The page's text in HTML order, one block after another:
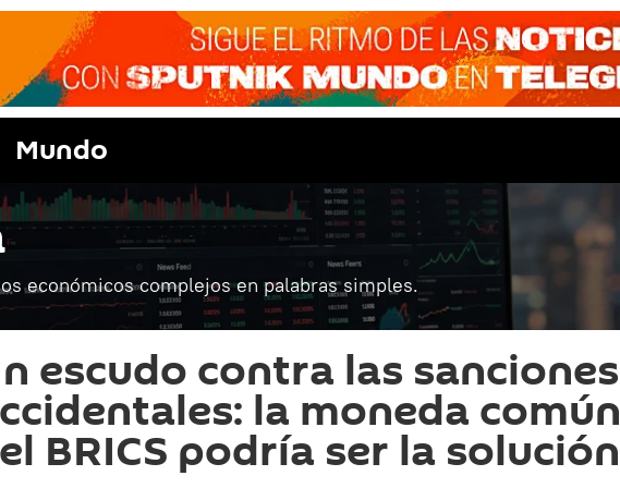
Mundo
económicos complejos en palabras simples.
escudo contra las sanciones
la moneda común
BRICS podría ser la solución